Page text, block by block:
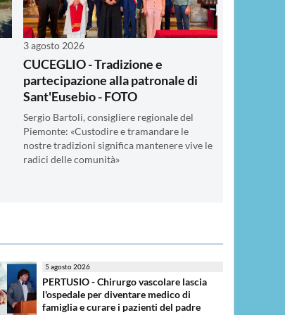
3 agosto 2026
CUCEGLIO - Tradizione e
partecipazione alla patronale di
Sant'Eusebio - FOTO
Sergio Bartoli, consigliere regionale del
Piemonte: «Custodire e tramandare le
nostre tradizioni significa mantenere vive le
radici delle comunità»
5 agosto 2026
PERTUSIO - Chirurgo vascolare lascia
l'ospedale per diventare medico di
famiglia e curare i pazienti del padre